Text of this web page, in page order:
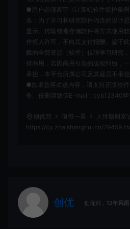
●用户必须遵守《计算机软件保护条
条：为了学习和研究软件内含的设计
显示、传输或者存储软件等方式使用
作权人许可，不向其支付报酬。鉴于
载的全部资源（软件）仅限学习研究
得商用，若因商用引起的版权纠纷，
承担，本平台所属公司及其雇员不承担
●如果您喜欢该内容，请支持正版软
务。侵删请致信E-mail：
创优邦 值得一看
人性版财富
https://cy.zhaishanghui.cn/
创优 创优邦，12年风